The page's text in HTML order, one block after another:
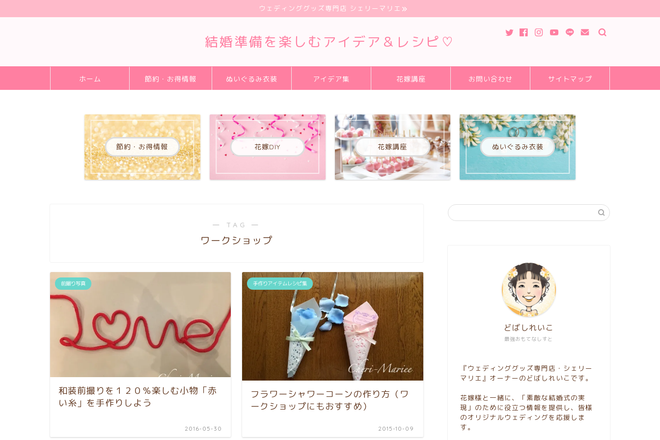
ウェディンググッズ専門店 シェリーマリエ
結婚準備を楽しむアイデア＆レシピ♡
ホーム 節約・お得情報 ぬいぐるみ衣装 アイデア集 花嫁講座 お問い合わせ サイトマップ
節約・お得情報 花嫁DIY 花嫁講座 ぬいぐるみ衣装
― TAG ―
ワークショップ
前撮り写真
和装前撮りを１２０％楽しむ小物「赤
い糸」を手作りしよう
2016-05-30
手作りアイテムレシピ集
フラワーシャワーコーンの作り方（ワ
ークショップにもおすすめ）
2015-10-09
最強おもてなしすと
どばしれいこ
『ウェディンググッズ専門店・シェリー
マリエ』オーナーのどばしれいこです。
花嫁様と一緒に、「素敵な結婚式の実
現」のために役立つ情報を提供し、皆様
のオリジナルウェディングを応援しま
す。